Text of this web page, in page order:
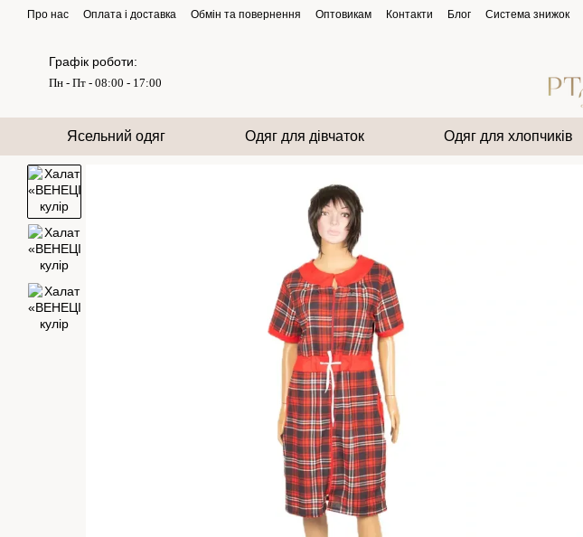
Перейти до основного контенту
Про нас Оплата і доставка Обмін та повернення Оптовикам Контакти Блог Система знижок
Графік роботи:
Пн - Пт - 08:00 - 17:00
Ясельний одяг Одяг для дівчаток Одяг для хлопчиків